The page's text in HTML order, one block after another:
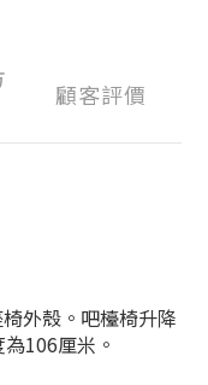
顧客評價
外殼。吧檯椅升降
106厘米。